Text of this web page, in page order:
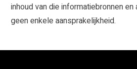
inhoud van die informatiebronnen en
geen enkele aansprakelijkheid.